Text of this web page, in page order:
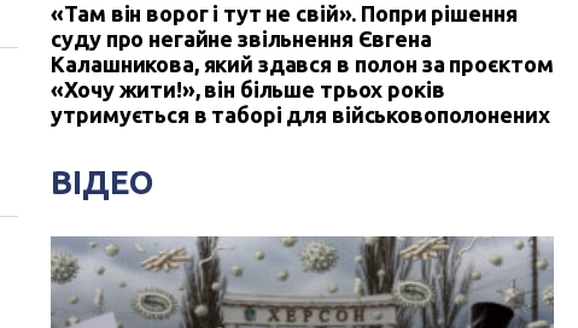
«Там він ворог і тут не свій». Попри рішення
суду про негайне звільнення Євгена
Калашникова, який здався в полон за проєктом
«Хочу жити!», він більше трьох років
утримується в таборі для військовополонених
ВІДЕО